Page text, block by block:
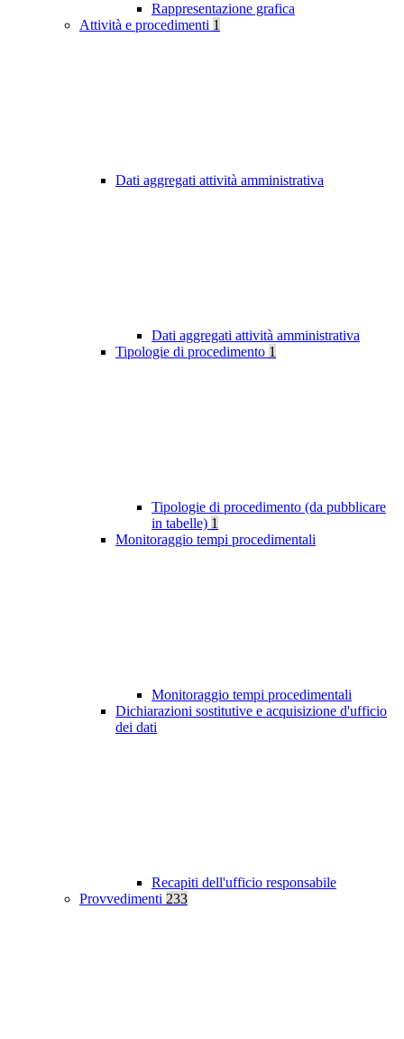
Rappresentazione grafica
Attività e procedimenti 1
Dati aggregati attività amministrativa
Dati aggregati attività amministrativa
Tipologie di procedimento 1
Tipologie di procedimento (da pubblicare
in tabelle) 1
Monitoraggio tempi procedimentali
Monitoraggio tempi procedimentali
Dichiarazioni sostitutive e acquisizione d'ufficio
dei dati
Recapiti dell'ufficio responsabile
Provvedimenti 233